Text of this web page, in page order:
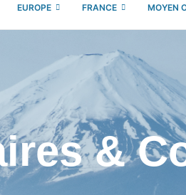
EUROPE FRANCE MOYEN
&